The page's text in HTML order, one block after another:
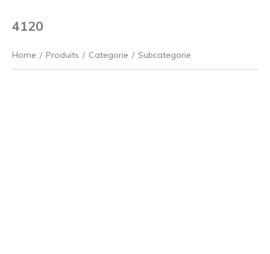
4120
Home / Produits / Categorie / Subcategorie